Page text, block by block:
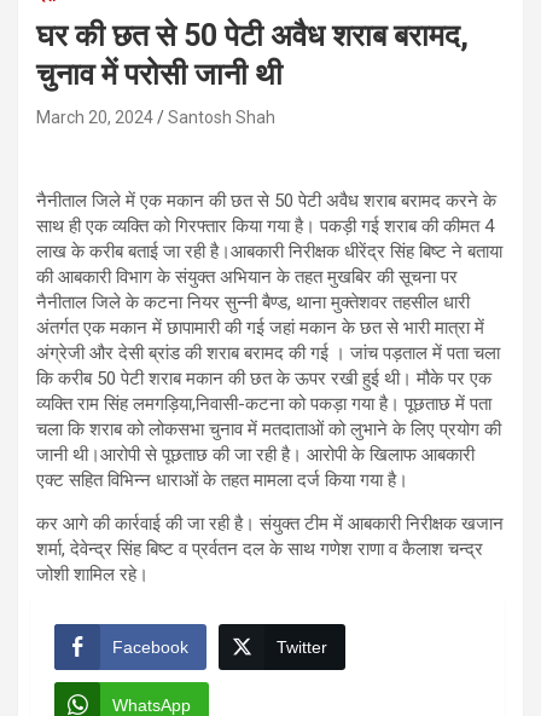
घर की छत से 50 पेटी अवैध शराब बरामद,
चुनाव में परोसी जानी थी
March 20, 2024 Santosh Shah
नैनीताल जिले में एक मकान की छत से 50 पेटी अवैध शराब बरामद करने के
साथ ही एक व्यक्ति को गिरफ्तार किया गया है। पकड़ी गई शराब की कीमत 4
लाख के करीब बताई जा रही है।आबकारी निरीक्षक धीरेंद्र सिंह बिष्ट ने बताया
की आबकारी विभाग के संयुक्त अभियान के तहत मुखबिर की सूचना पर
नैनीताल जिले के कटना नियर सुन्नी बैण्ड, थाना मुक्तेशवर तहसील धारी
अंतर्गत एक मकान में छापामारी की गई जहां मकान के छत से भारी मात्रा में
अंग्रेजी और देसी ब्रांड की शराब बरामद की गई । जांच पड़ताल में पता चला
कि करीब 50 पेटी शराब मकान की छत के ऊपर रखी हुई थी। मौके पर एक
व्यक्ति राम सिंह लमगड़िया,निवासी-कटना को पकड़ा गया है। पूछताछ में पता
चला कि शराब को लोकसभा चुनाव में मतदाताओं को लुभाने के लिए प्रयोग की
जानी थी।आरोपी से पूछताछ की जा रही है। आरोपी के खिलाफ आबकारी
एक्ट सहित विभिन्न धाराओं के तहत मामला दर्ज किया गया है।
कर आगे की कार्रवाई की जा रही है। संयुक्त टीम में आबकारी निरीक्षक खजान
शर्मा, देवेन्द्र सिंह बिष्ट व प्रर्वतन दल के साथ गणेश राणा व कैलाश चन्द्र
जोशी शामिल रहे।
Facebook Twitter
WhatsApp